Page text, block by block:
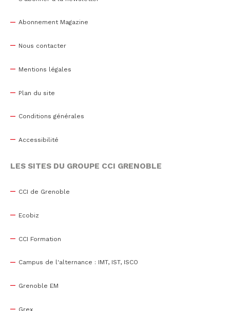
Abonnement Magazine
Nous contacter
Mentions légales
Plan du site
Conditions générales
Accessibilité
LES SITES DU GROUPE CCI GRENOBLE
CCI de Grenoble
Ecobiz
CCI Formation
Campus de l'alternance : IMT, IST, ISCO
Grenoble EM
Grex